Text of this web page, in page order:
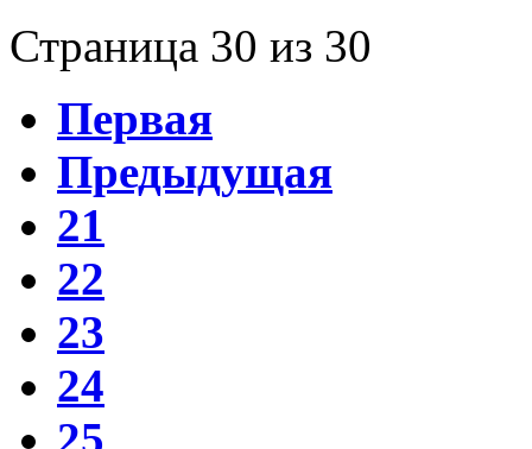
Страница 30 из 30
Первая
Предыдущая
21
22
23
24
25